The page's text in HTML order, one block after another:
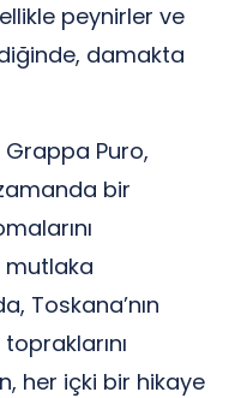
peynirler ve
damakta
Puro,
bir
mutlaka
Toskana’nın
her içki bir hikaye